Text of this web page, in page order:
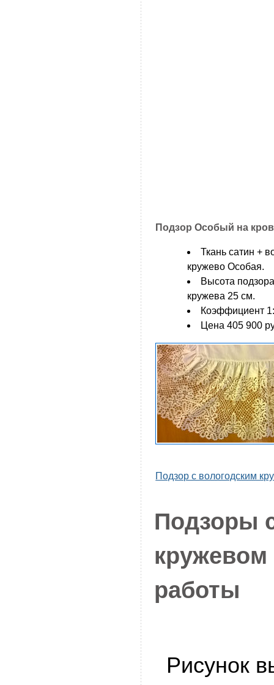
Подзор Особый на
Ткань сатин +
кружево Особая.
Высота
кружева 25 см.
Коэффициент
Цена 405 900
Подзор с вологодским
Подзоры
работы
Рисунок